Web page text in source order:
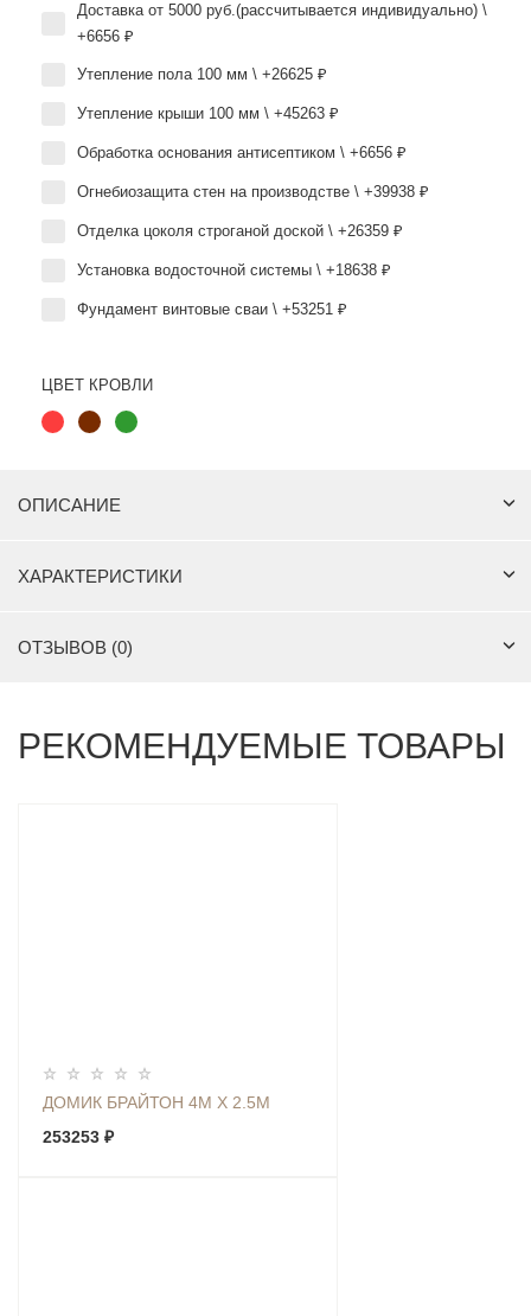
Доставка от 5000 руб.(рассчитывается индивидуально) \
+6656 ₽
Утепление пола 100 мм \ +26625 ₽
Утепление крыши 100 мм \ +45263 ₽
Обработка основания антисептиком \ +6656 ₽
Огнебиозащита стен на производстве \ +39938 ₽
Отделка цоколя строганой доской \ +26359 ₽
Установка водосточной системы \ +18638 ₽
Фундамент винтовые сваи \ +53251 ₽
ЦВЕТ КРОВЛИ
ОПИСАНИЕ
ХАРАКТЕРИСТИКИ
ОТЗЫВОВ (0)
РЕКОМЕНДУЕМЫЕ ТОВАРЫ
ДОМИК БРАЙТОН 4М Х 2.5М
253253 ₽